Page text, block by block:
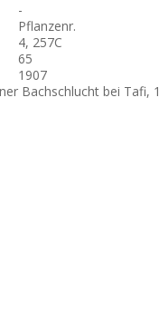
-
Pflanzenr.
4, 257C
65
1907
Bachschlucht bei